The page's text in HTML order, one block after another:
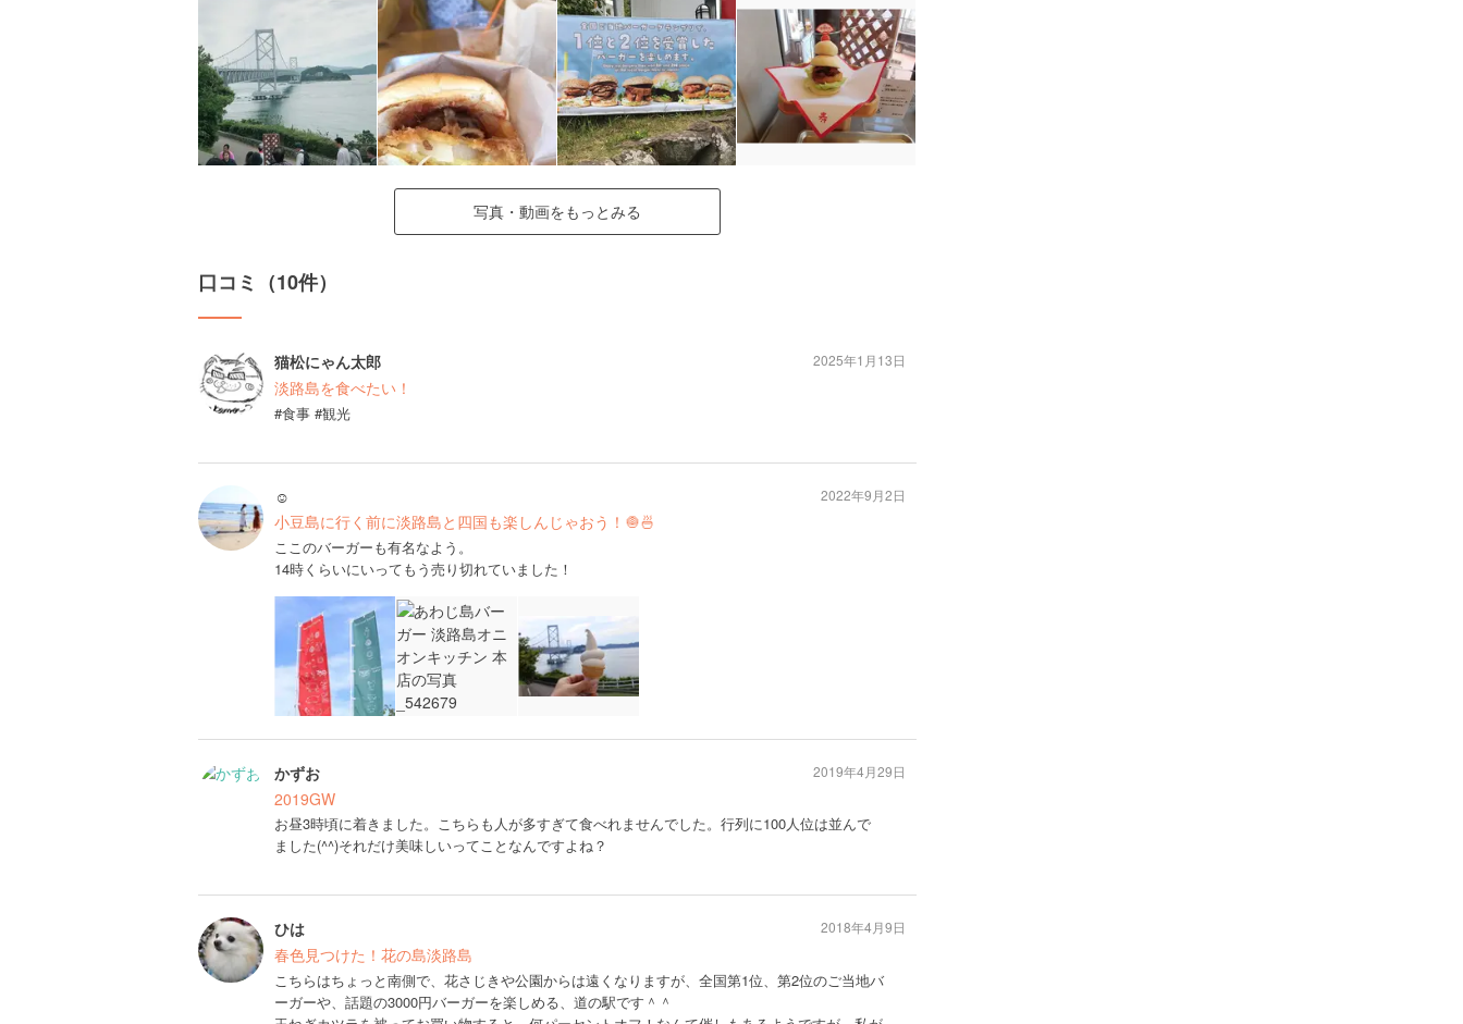
写真・動画をもっとみる
口コミ（10件）
猫松にゃん太郎
淡路島を食べたい！
#食事 #観光
2025年1月13日
︎︎︎︎︎☺︎
小豆島に行く前に淡路島と四国も楽しんじゃおう！🧅🍜
ここのバーガーも有名なよう。
14時くらいにいってもう売り切れていました！
2022年9月2日
かずお
2019GW
お昼3時頃に着きました。こちらも人が多すぎて食べれませんでした。行列に100人位は並んで
ました(^^)それだけ美味しいってことなんですよね？
2019年4月29日
ひは
春色見つけた！花の島淡路島
こちらはちょっと南側で、花さじきや公園からは遠くなりますが、全国第1位、第2位のご当地バ
ーガーや、話題の3000円バーガーを楽しめる、道の駅です＾＾
2018年4月9日